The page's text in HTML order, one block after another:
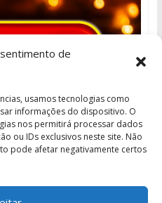
de
usamos tecnologias como
informações do dispositivo. O
nos permitirá processar dados
ou IDs exclusivos neste site. Não
pode afetar negativamente certos